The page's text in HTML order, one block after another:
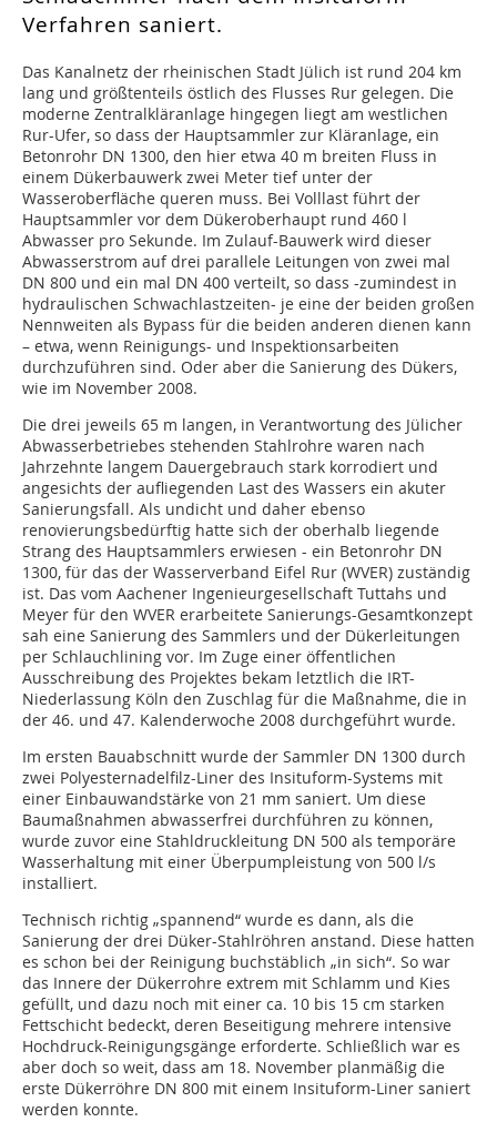
Verfahren saniert.
Das Kanalnetz der rheinischen Stadt Jülich ist rund 204 km
lang und größtenteils östlich des Flusses Rur gelegen. Die
moderne Zentralkläranlage hingegen liegt am westlichen
Rur-Ufer, so dass der Hauptsammler zur Kläranlage, ein
Betonrohr DN 1300, den hier etwa 40 m breiten Fluss in
einem Dükerbauwerk zwei Meter tief unter der
Wasseroberfläche queren muss. Bei Volllast führt der
Hauptsammler vor dem Dükeroberhaupt rund 460 l
Abwasser pro Sekunde. Im Zulauf-Bauwerk wird dieser
Abwasserstrom auf drei parallele Leitungen von zwei mal
DN 800 und ein mal DN 400 verteilt, so dass -zumindest in
hydraulischen Schwachlastzeiten- je eine der beiden großen
Nennweiten als Bypass für die beiden anderen dienen kann
– etwa, wenn Reinigungs- und Inspektionsarbeiten
durchzuführen sind. Oder aber die Sanierung des Dükers,
wie im November 2008.
Die drei jeweils 65 m langen, in Verantwortung des Jülicher
Abwasserbetriebes stehenden Stahlrohre waren nach
Jahrzehnte langem Dauergebrauch stark korrodiert und
angesichts der aufliegenden Last des Wassers ein akuter
Sanierungsfall. Als undicht und daher ebenso
renovierungsbedürftig hatte sich der oberhalb liegende
Strang des Hauptsammlers erwiesen - ein Betonrohr DN
1300, für das der Wasserverband Eifel Rur (WVER) zuständig
ist. Das vom Aachener Ingenieurgesellschaft Tuttahs und
Meyer für den WVER erarbeitete Sanierungs-Gesamtkonzept
sah eine Sanierung des Sammlers und der Dükerleitungen
per Schlauchlining vor. Im Zuge einer öffentlichen
Ausschreibung des Projektes bekam letztlich die IRT-
Niederlassung Köln den Zuschlag für die Maßnahme, die in
der 46. und 47. Kalenderwoche 2008 durchgeführt wurde.
Im ersten Bauabschnitt wurde der Sammler DN 1300 durch
zwei Polyesternadelfilz-Liner des Insituform-Systems mit
einer Einbauwandstärke von 21 mm saniert. Um diese
Baumaßnahmen abwasserfrei durchführen zu können,
wurde zuvor eine Stahldruckleitung DN 500 als temporäre
Wasserhaltung mit einer Überpumpleistung von 500 l/s
installiert.
Technisch richtig „spannend“ wurde es dann, als die
Sanierung der drei Düker-Stahlröhren anstand. Diese hatten
es schon bei der Reinigung buchstäblich „in sich“. So war
das Innere der Dükerrohre extrem mit Schlamm und Kies
gefüllt, und dazu noch mit einer ca. 10 bis 15 cm starken
Fettschicht bedeckt, deren Beseitigung mehrere intensive
Hochdruck-Reinigungsgänge erforderte. Schließlich war es
aber doch so weit, dass am 18. November planmäßig die
erste Dükerröhre DN 800 mit einem Insituform-Liner saniert
werden konnte.